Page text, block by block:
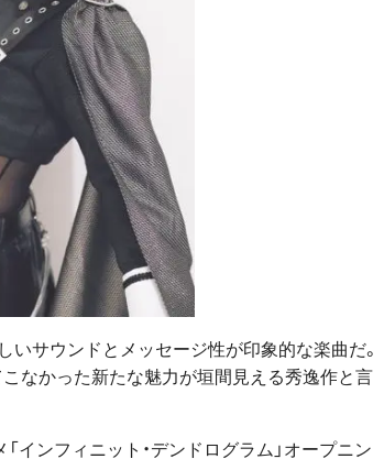
サウンドとメッセージ性が印象的な楽曲だ。
なかった新たな魅力が垣間見える秀逸作と言
インフィニット・デンドログラム」オープニン